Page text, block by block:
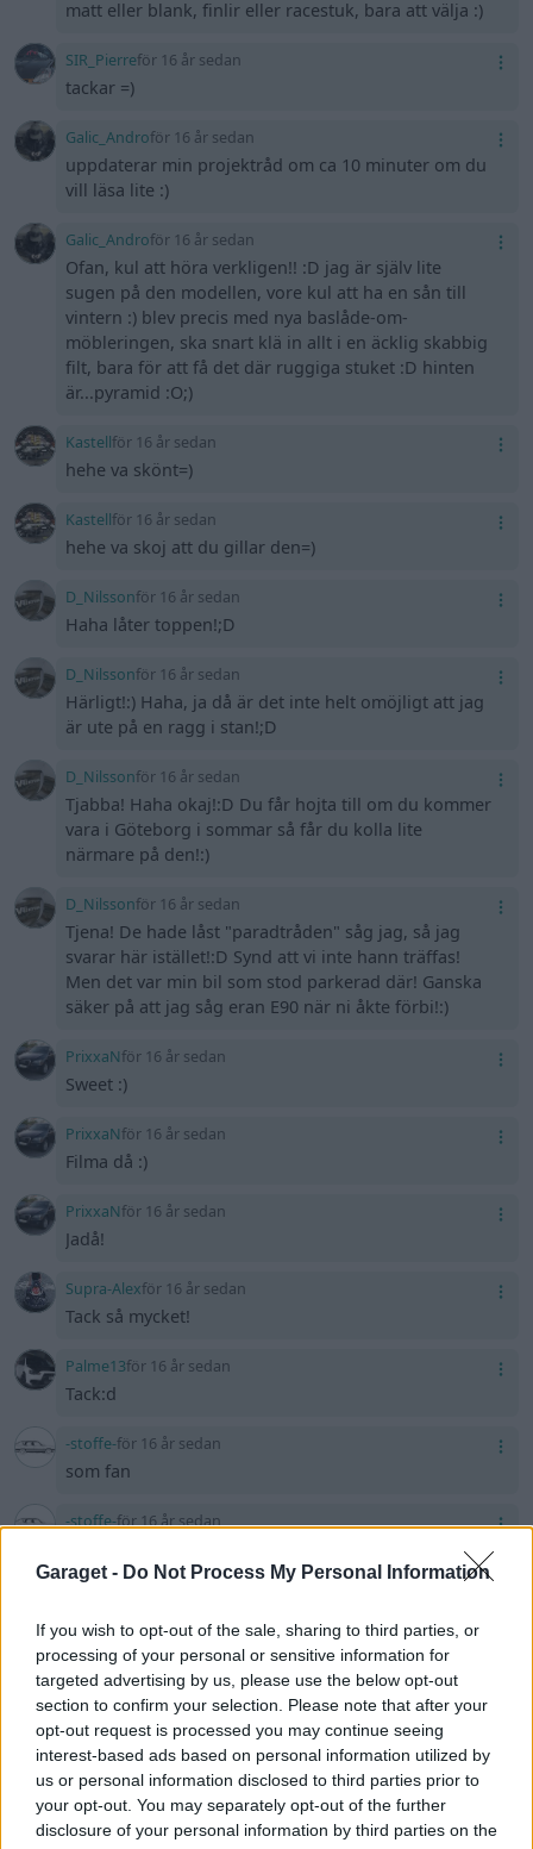
Garaget - Do Not Process My Personal Information
If you wish to opt-out of the sale, sharing to third parties, or
processing of your personal or sensitive information for
targeted advertising by us, please use the below opt-out
section to confirm your selection. Please note that after your
opt-out request is processed you may continue seeing
interest-based ads based on personal information utilized by
us or personal information disclosed to third parties prior to
your opt-out. You may separately opt-out of the further
disclosure of your personal information by third parties on the
matt eller blank, finlir eller racestuk, bara att välja :)
SIR_Pierreför 16 år sedan
tackar =)
Galic_Androför 16 år sedan
uppdaterar min projektråd om ca 10 minuter om du
vill läsa lite :)
Galic_Androför 16 år sedan
Ofan, kul att höra verkligen!! :D jag är själv lite
sugen på den modellen, vore kul att ha en sån till
vintern :) blev precis med nya baslåde-om-
möbleringen, ska snart klä in allt i en äcklig skabbig
filt, bara för att få det där ruggiga stuket :D hinten
är...pyramid :O;)
Kastellför 16 år sedan
hehe va skönt=)
Kastellför 16 år sedan
hehe va skoj att du gillar den=)
D_Nilssonför 16 år sedan
Haha låter toppen!;D
D_Nilssonför 16 år sedan
Härligt!:) Haha, ja då är det inte helt omöjligt att jag
är ute på en ragg i stan!;D
D_Nilssonför 16 år sedan
Tjabba! Haha okaj!:D Du får hojta till om du kommer
vara i Göteborg i sommar så får du kolla lite
närmare på den!:)
D_Nilssonför 16 år sedan
Tjena! De hade låst "paradtråden" såg jag, så jag
svarar här istället!:D Synd att vi inte hann träffas!
Men det var min bil som stod parkerad där! Ganska
säker på att jag såg eran E90 när ni åkte förbi!:)
PrixxaNför 16 år sedan
Sweet :)
PrixxaNför 16 år sedan
Filma då :)
PrixxaNför 16 år sedan
Jadå!
Supra-Alexför 16 år sedan
Tack så mycket!
Palme13för 16 år sedan
Tack:d
-stoffe-för 16 år sedan
som fan
-stoffe-för 16 år sedan
asså hehe tackar
rs2_joppeför 16 år sedan
150
D_Nilssonför 16 år sedan
Ja det tycker jag också! Riktigt snygg är den!:)
D_Nilssonför 16 år sedan